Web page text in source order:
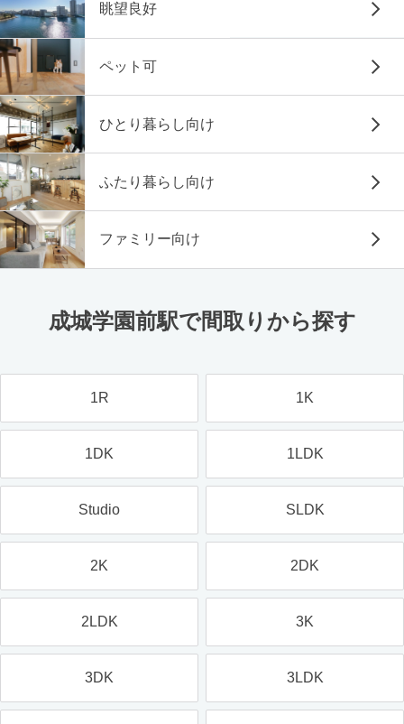
眺望良好
ペット可
ひとり暮らし向け
ふたり暮らし向け
ファミリー向け
成城学園前駅で間取りから探す
1R 1K
1DK 1LDK
Studio SLDK
2K 2DK
2LDK 3K
3DK 3LDK